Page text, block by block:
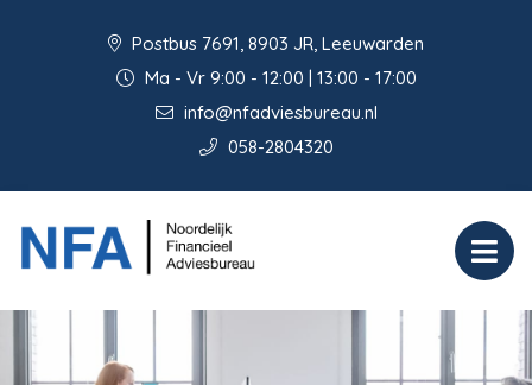
Postbus 7691, 8903 JR, Leeuwarden
Ma - Vr 9:00 - 12:00 | 13:00 - 17:00
info@nfadviesbureau.nl
058-2804320